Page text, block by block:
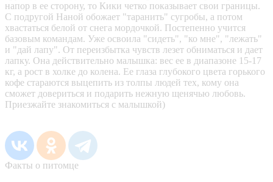
напор в ее сторону, то Кики четко показывает свои границы.
С подругой Наной обожает "таранить" сугробы, а потом
хвастаться белой от снега мордочкой. Постепенно учится
базовым командам. Уже освоила "сидеть", "ко мне", "лежать"
и "дай лапу". От переизбытка чувств лезет обниматься и дает
лапку. Она действительно малышка: вес ее в диапазоне 15-17
кг, а рост в холке до колена. Ее глаза глубокого цвета горького
кофе стараются выцепить из толпы людей тех, кому она
сможет довериться и подарить нежную щенячью любовь.
Приезжайте знакомиться с малышкой)
Факты о питомце